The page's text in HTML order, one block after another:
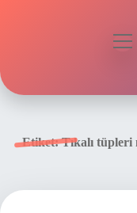
Politikası
Etiket:Tıkalı tüpleri